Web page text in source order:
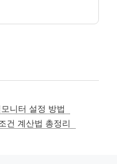
니터 설정 방법
건 계산법 총정리